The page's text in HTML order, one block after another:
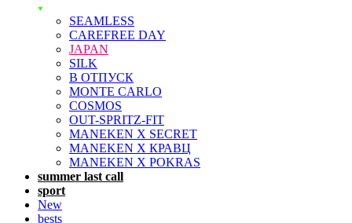
SEAMLESS
CAREFREE DAY
JAPAN
SILK
В ОТПУСК
MONTE CARLO
COSMOS
OUT-SPRITZ-FIT
MANEKEN X SECRET
MANEKEN X КРАВЦ
MANEKEN X POKRAS
summer last call
sport
New
bests